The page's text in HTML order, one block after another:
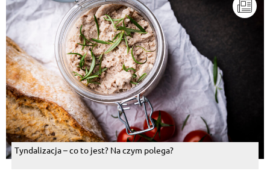
Tyndalizacja – co to jest? Na czym polega?